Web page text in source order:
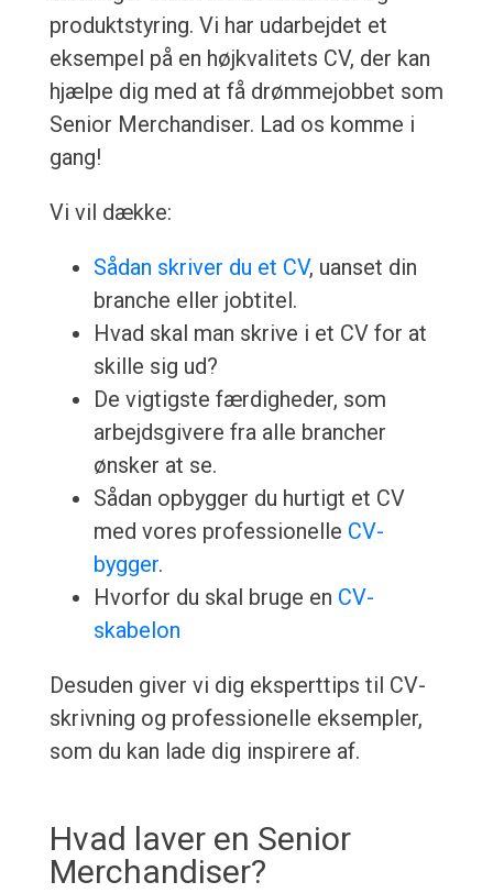
produktstyring. Vi har udarbejdet et
eksempel på en højkvalitets CV, der kan
hjælpe dig med at få drømmejobbet som
Senior Merchandiser. Lad os komme i
gang!
Vi vil dække:
Sådan skriver du et CV, uanset din
branche eller jobtitel.
Hvad skal man skrive i et CV for at
skille sig ud?
De vigtigste færdigheder, som
arbejdsgivere fra alle brancher
ønsker at se.
Sådan opbygger du hurtigt et CV
med vores professionelle CV-
bygger.
Hvorfor du skal bruge en CV-
skabelon
Desuden giver vi dig eksperttips til CV-
skrivning og professionelle eksempler,
som du kan lade dig inspirere af.
Hvad laver en Senior
Merchandiser?